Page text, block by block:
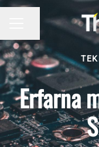
KARRIÄRMENY
Dela sidan
Erfarna